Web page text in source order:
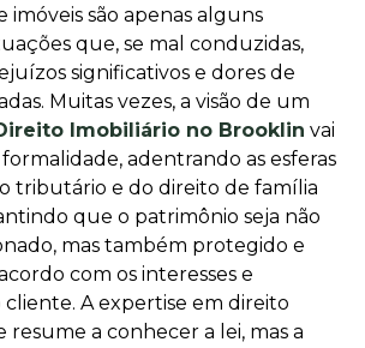
imóveis são apenas alguns
que, se mal conduzidas,
significativos e dores de
Muitas vezes, a visão de um
Imobiliário no Brooklin vai
adentrando as esferas
tributário e do direito de família
que o patrimônio seja não
mas também protegido e
com os interesses e
cliente. A expertise em direito
resume a conhecer a lei, mas a